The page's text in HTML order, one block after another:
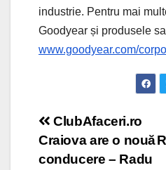
industrie. Pentru mai
Goodyear și produsele
www.goodyear.com/
Post
navigation
ClubAfaceri.ro
Craiova are o nouă
conducere – Radu